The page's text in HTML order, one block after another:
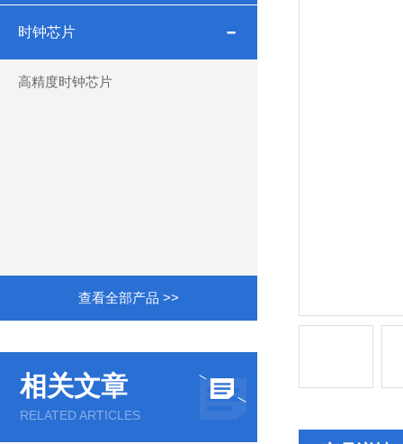
时钟芯片
高精度时钟芯片
查看全部产品 >>
相关文章
RELATED ARTICLES